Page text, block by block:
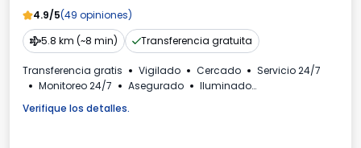
4.9/5(49 opiniones)
5.8 km (~8 min)
Transferencia gratuita
Transferencia gratis Vigilado Cercado
Servicio 24/7
Monitoreo 24/7
Asegurado
Iluminado
Verifique los detalles.